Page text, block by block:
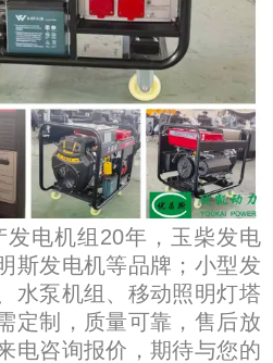
电机组 20年，玉柴发电
斯发电机等品牌；小型发
水泵机组、移动照明灯塔
定制，质量可靠，售后放
电咨询报价，期待与您的